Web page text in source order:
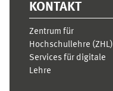
KONTAKT
Zentrum für
Hochschullehre (ZHL)
Services für digitale
Lehre